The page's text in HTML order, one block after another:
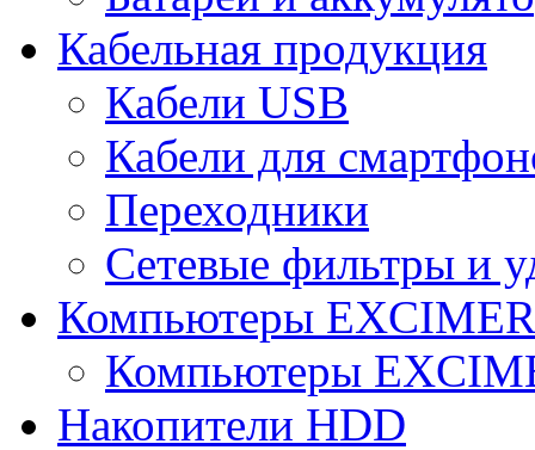
Кабельная продукция
Кабели USB
Кабели для
Переходники
Сетевые фильтры и
Компьютеры
Компьютеры
Накопители HDD